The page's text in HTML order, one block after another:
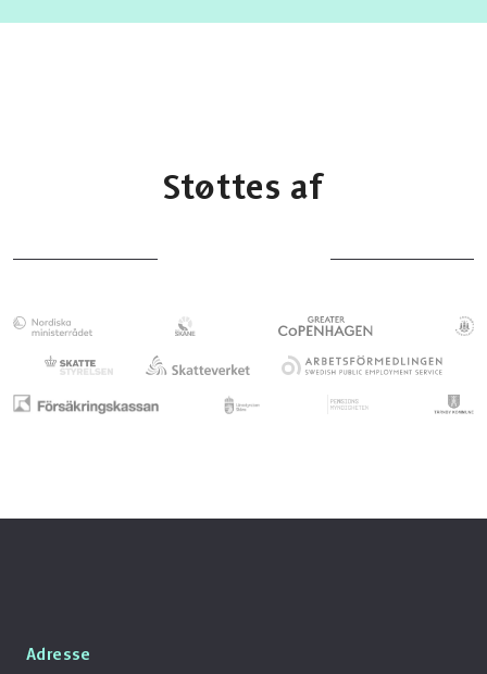
Støttes af
Adresse